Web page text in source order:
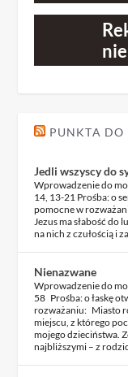
PUNKTA DO
Jedli wszyscy do
Wprowadzenie do
14, 13-21 Prośba: o
pomocne w
Jezus ma słabość do
na nich z czułością i
Nienazwane
Wprowadzenie do
58 Prośba: o łaskę
rozważaniu: Miasto
miejscu, z którego
mojego dzieciństwa.
najbliższymi – z